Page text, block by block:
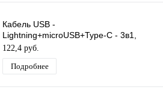
Кабель USB -
Lightning+microUSB+Type-C - 3в1,
Ugetus X83 длина 1,2м
122,4 руб.
Подробнее